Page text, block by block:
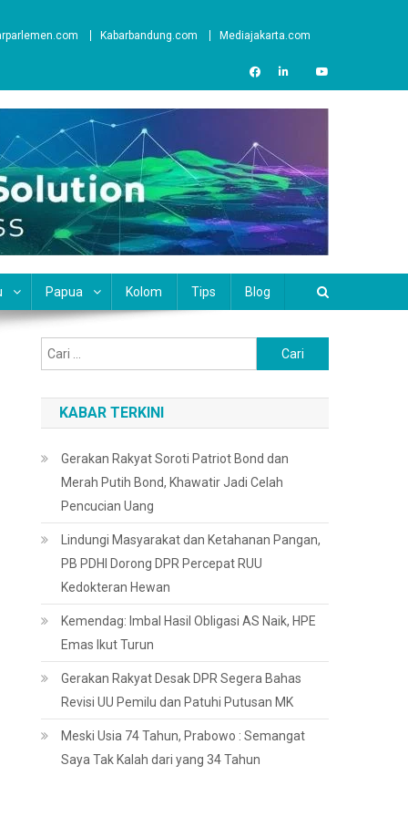
Kabarbandung.com Mediajakarta.com
Papua Kolom Tips Blog
untuk:
KABAR TERKINI
Gerakan Rakyat Soroti Patriot Bond dan
Merah Putih Bond, Khawatir Jadi Celah
Pencucian Uang
Lindungi Masyarakat dan Ketahanan Pangan,
PB PDHI Dorong DPR Percepat RUU
Kedokteran Hewan
Kemendag: Imbal Hasil Obligasi AS Naik, HPE
Emas Ikut Turun
Gerakan Rakyat Desak DPR Segera Bahas
Revisi UU Pemilu dan Patuhi Putusan MK
Meski Usia 74 Tahun, Prabowo : Semangat
Saya Tak Kalah dari yang 34 Tahun